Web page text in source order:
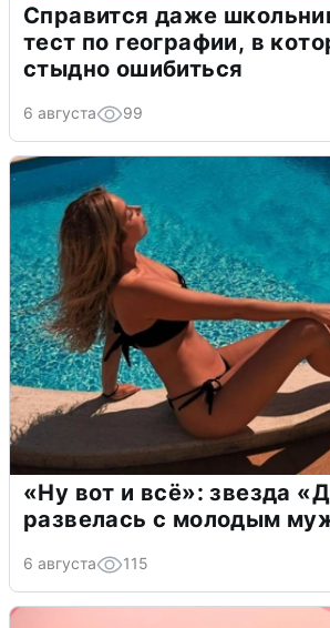
Справится даже
тест по географии, в
стыдно ошибиться
6 августа 99
«Ну вот и всё»: звезда
развелась с молодым
6 августа 115